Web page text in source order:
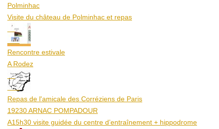
Polminhac
Visite du château de Polminhac et repas
12
Aoû
Rencontre estivale
A Rodez
23
Aoû
Repas de l'amicale des Corréziens de Paris
19230 ARNAC POMPADOUR
A15h30 visite guidée du centre d’entraînement + hippodrome